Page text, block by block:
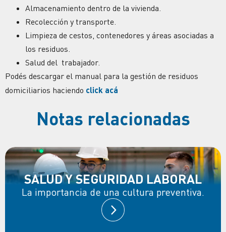
Almacenamiento dentro de la vivienda.
Recolección y transporte.
Limpieza de cestos, contenedores y áreas asociadas a
los residuos.
Salud del trabajador.
Podés descargar el manual para la gestión de residuos
domiciliarios haciendo click acá
Notas relacionadas
SALUD Y SEGURIDAD LABORAL
La importancia de una cultura preventiva.